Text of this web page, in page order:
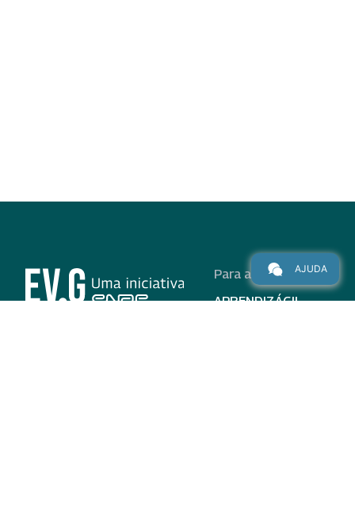
Para alunos
APRENDIZÁGIL
AJUDA